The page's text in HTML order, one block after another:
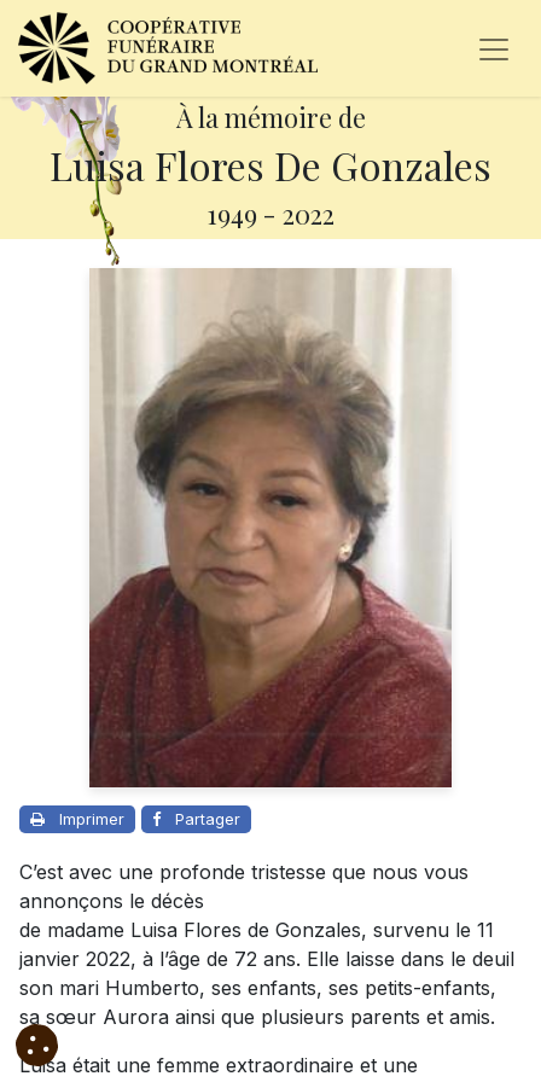
À la mémoire de
Luisa Flores De Gonzales
1949 - 2022
Imprimer Partager
C’est avec une profonde tristesse que nous vous
annonçons le décès
de madame Luisa Flores de Gonzales, survenu le 11
janvier 2022, à l’âge de 72 ans. Elle laisse dans le deuil
son mari Humberto, ses enfants, ses petits-enfants,
sa sœur Aurora ainsi que plusieurs parents et amis.
Luisa était une femme extraordinaire et une